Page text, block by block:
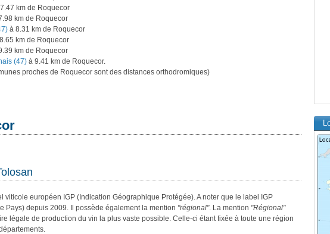
km de Roquecor
km de Roquecor
à 8.31 km de Roquecor
km de Roquecor
km de Roquecor
(47) à 9.41 km de Roquecor.
proches de Roquecor sont des distances orthodromiques)
viticole européen IGP (Indication Géographique Protégée). A noter que le label IGP
Pays) depuis 2009. Il possède également la mention "régional". La mention "Régional"
légale de production du vin la plus vaste possible. Celle-ci étant fixée à toute une région